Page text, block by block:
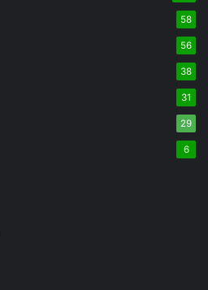
58
56
38
31
29
6